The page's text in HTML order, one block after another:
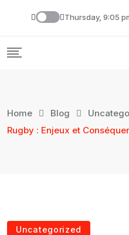
Thursday, 9:05
Home Blog
Rugby : Enjeux et
Uncategorized